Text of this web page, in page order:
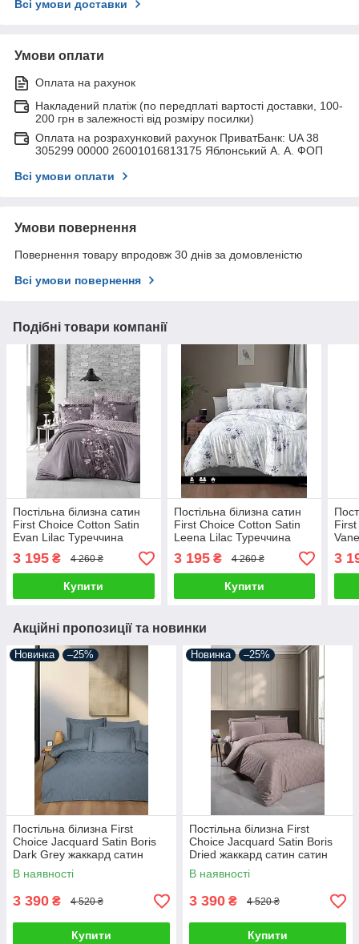
Всі умови доставки
Умови оплати
Оплата на рахунок
Накладений платіж (по передплаті вартості доставки, 100-
200 грн в залежності від розміру посилки)
Оплата на розрахунковий рахунок ПриватБанк: UA 38
305299 00000 26001016813175 Яблонський А. А. ФОП
Всі умови оплати
Умови повернення
Повернення товару впродовж 30 днів за домовленістю
Всі умови повернення
Подібні товари компанії
Постільна білизна сатин
First Choice Cotton Satin
Evan Lilac Туреччина
двоспальна євро
200х220см
3 195 ₴ 4 260 ₴
Купити
Постільна білизна сатин
First Choice Cotton Satin
Leena Lilac Туреччина
двоспальна євро
200х220см
3 195₴ 4 260 ₴
Купити
3
Акційні пропозиції та новинки
Новинка –25%
Постільна білизна First
Choice Jacquard Satin Boris
Dark Grey жаккард сатин
сатин Туреччина 200х220см
В наявності
3 390 ₴ 4 520 ₴
Купити
Новинка –25%
Постільна білизна First
Choice Jacquard Satin Boris
Dried жаккард сатин сатин
Туреччина 200х220см
В наявності
3 390 ₴ 4 520 ₴
Купити